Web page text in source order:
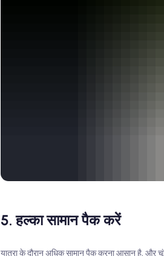
5. हल्का सामान पैक करें
यात्रा के दौरान अधिक सामान पैक करना आसान है, और